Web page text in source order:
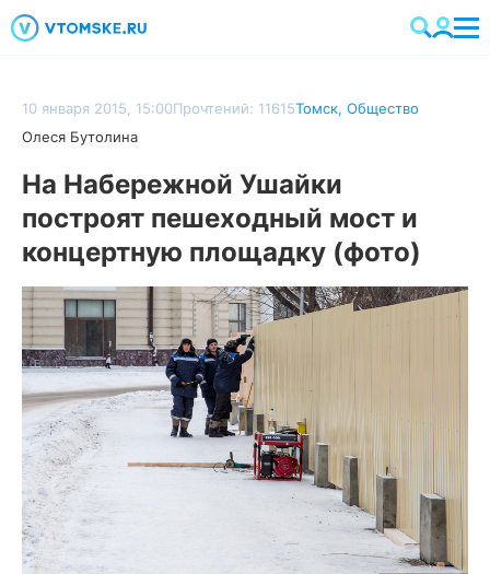
10 января 2015, 15:00Прочтений: 11615Томск, Общество
Олеся Бутолина
На Набережной Ушайки
построят пешеходный мост и
концертную площадку (фото)